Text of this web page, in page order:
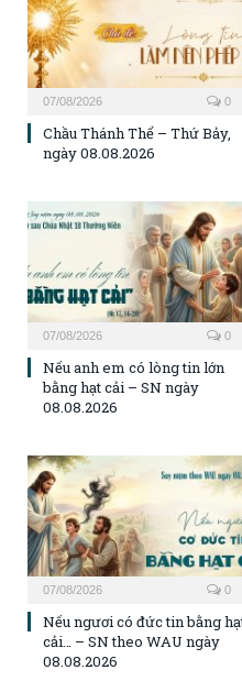
07/08/2026 0
Chầu Thánh Thể – Thứ Bảy,
ngày 08.08.2026
07/08/2026 0
Nếu anh em có lòng tin lớn
bằng hạt cải – SN ngày
08.08.2026
07/08/2026 0
Nếu ngươi có đức tin bằng
cải… – SN theo WAU ngày
08.08.2026